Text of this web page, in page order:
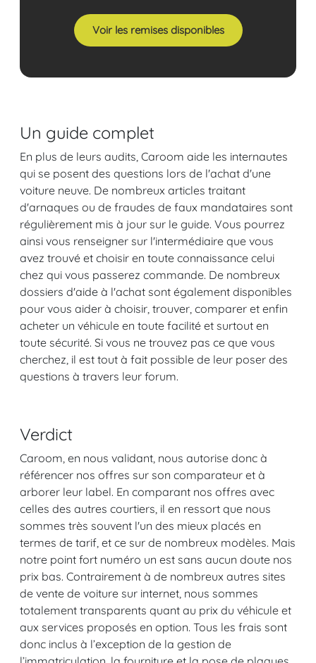
Voir les remises disponibles
Un guide complet
En plus de leurs audits, Caroom aide les internautes
qui se posent des questions lors de l'achat d'une
voiture neuve. De nombreux articles traitant
d'arnaques ou de fraudes de faux mandataires sont
régulièrement mis à jour sur le guide. Vous pourrez
ainsi vous renseigner sur l'intermédiaire que vous
avez trouvé et choisir en toute connaissance celui
chez qui vous passerez commande. De nombreux
dossiers d'aide à l'achat sont également disponibles
pour vous aider à choisir, trouver, comparer et enfin
acheter un véhicule en toute facilité et surtout en
toute sécurité. Si vous ne trouvez pas ce que vous
cherchez, il est tout à fait possible de leur poser des
questions à travers leur forum.
Verdict
Caroom, en nous validant, nous autorise donc à
référencer nos offres sur son comparateur et à
arborer leur label. En comparant nos offres avec
celles des autres courtiers, il en ressort que nous
sommes très souvent l'un des mieux placés en
termes de tarif, et ce sur de nombreux modèles. Mais
notre point fort numéro un est sans aucun doute nos
prix bas. Contrairement à de nombreux autres sites
de vente de voiture sur internet, nous sommes
totalement transparents quant au prix du véhicule et
aux services proposés en option. Tous les frais sont
donc inclus à l’exception de la gestion de